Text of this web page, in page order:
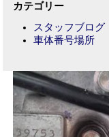
カテゴリー
スタッフブログ
車体番号場所